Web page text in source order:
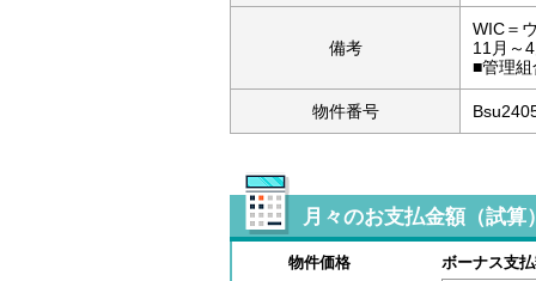
備考
WIC＝
11月～
■管理
物件番号
月々のお支払金額（試算
物件価格 ボーナス支